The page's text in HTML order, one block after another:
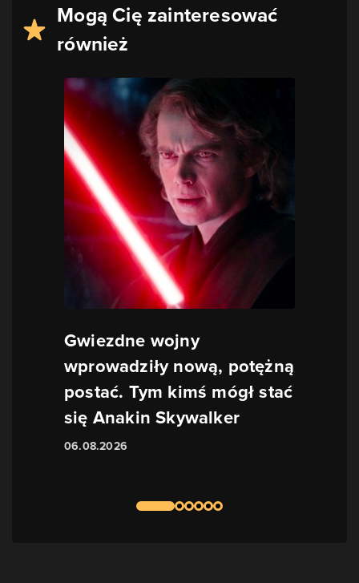
Mogą Cię zainteresować
również
Gwiezdne wojny
wprowadziły nową, potężną
postać. Tym kimś mógł stać
się Anakin Skywalker
06.08.2026